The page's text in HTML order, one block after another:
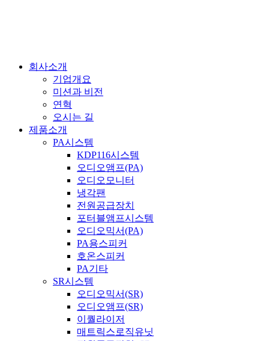
회사소개
기업개요
미션과 비전
연혁
오시는 길
제품소개
PA시스템
KDP116시스템
오디오앰프(PA)
오디오모니터
냉각팬
전원공급장치
포터블앰프시스템
오디오믹서(PA)
PA용스피커
호온스피커
PA기타
SR시스템
오디오믹서(SR)
오디오앰프(SR)
이퀄라이저
매트릭스로직유닛